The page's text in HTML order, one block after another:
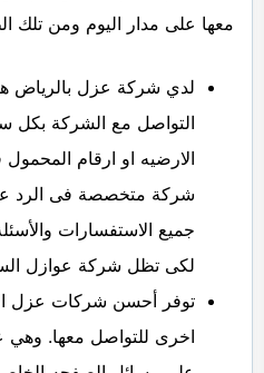
معها على مدار اليوم ومن تلك
لدي شركة عزل بالرياض
التواصل مع الشركة بكل
الارضيه او ارقام
شركة متخصصة فى الرد
جميع الاستفسارات
لكى تظل شركة عوازل
توفر أحسن شركات عزل
اخرى للتواصل معها.